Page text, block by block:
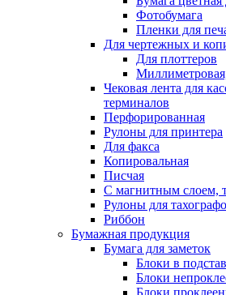
Фотобумага
Пленки для
Для чертежных и
Для плоттеров
Чековая лента для
терминалов
Перфорированная
Рулоны для принтера
Для факса
Копировальная
Писчая
С магнитным слоем,
Рулоны для
Риббон
Бумажная продукция
Бумага для заметок
Блоки в
Блоки